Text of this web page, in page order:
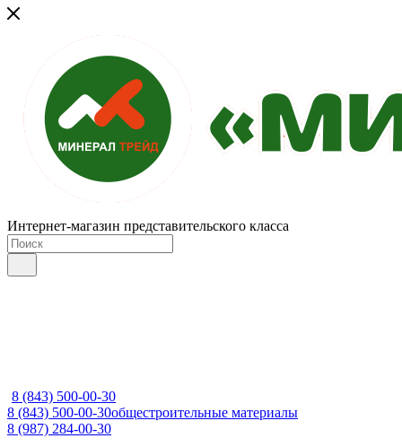
Интернет-магазин представительского класса
8 (843) 500-00-30
8 (843) 500-00-30общестроительные материалы
8 (987) 284-00-30